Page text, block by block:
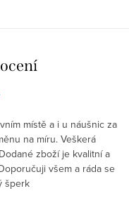
místě a i u náušnic za
na míru. Veškerá
zboží je kvalitní a
všem a ráda se
šperk